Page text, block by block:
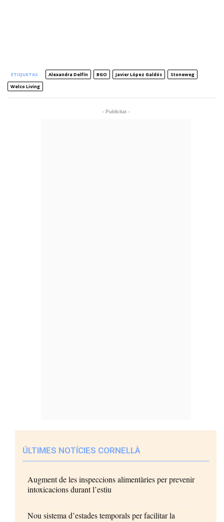
ETIQUETAS Alexandra Delfín BGO Javier López Galdós
Stoneweg
Welco Living
- Publicitat -
ÚLTIMES NOTÍCIES CORNELLÀ
Augment de les inspeccions alimentàries per prevenir
intoxicacions durant l’estiu
Nou sistema d’estades temporals per facilitar la